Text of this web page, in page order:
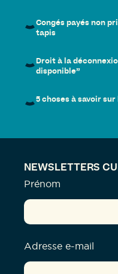
Congés payés non
tapis
Droit à la
disponible”
5 choses à savoir sur
NEWSLETTERS
Prénom
Adresse e-mail